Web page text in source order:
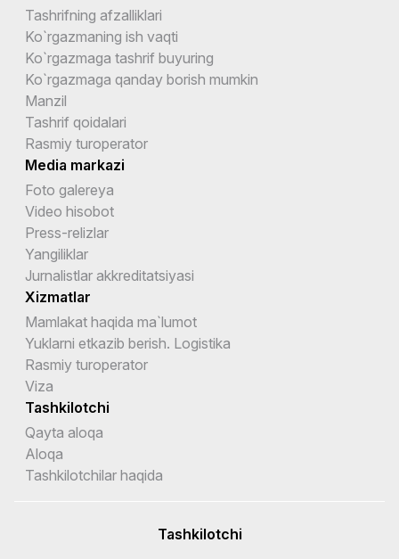
Tashrifning afzalliklari
Ko`rgazmaning ish vaqti
Ko`rgazmaga tashrif buyuring
Ko`rgazmaga qanday borish mumkin
Manzil
Tashrif qoidalari
Rasmiy turoperator
Media markazi
Foto galereya
Video hisobot
Press-relizlar
Yangiliklar
Jurnalistlar akkreditatsiyasi
Xizmatlar
Mamlakat haqida ma`lumot
Yuklarni etkazib berish. Logistika
Rasmiy turoperator
Viza
Tashkilotchi
Qayta aloqa
Aloqa
Tashkilotchilar haqida
Tashkilotchi